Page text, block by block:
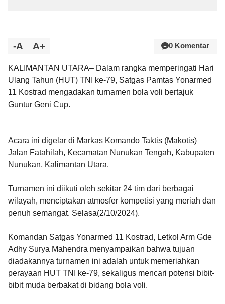
-A A+ 0 Komentar
KALIMANTAN UTARA– Dalam rangka memperingati Hari
Ulang Tahun (HUT) TNI ke-79, Satgas Pamtas Yonarmed
11 Kostrad mengadakan turnamen bola voli bertajuk
Guntur Geni Cup.
Acara ini digelar di Markas Komando Taktis (Makotis)
Jalan Fatahilah, Kecamatan Nunukan Tengah, Kabupaten
Nunukan, Kalimantan Utara.
Turnamen ini diikuti oleh sekitar 24 tim dari berbagai
wilayah, menciptakan atmosfer kompetisi yang meriah dan
penuh semangat. Selasa(2/10/2024).
Komandan Satgas Yonarmed 11 Kostrad, Letkol Arm Gde
Adhy Surya Mahendra menyampaikan bahwa tujuan
diadakannya turnamen ini adalah untuk memeriahkan
perayaan HUT TNI ke-79, sekaligus mencari potensi bibit-
bibit muda berbakat di bidang bola voli.